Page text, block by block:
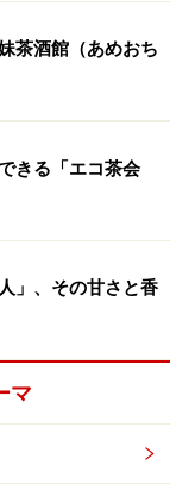
難しいのです
し蝦、干し椎
す。しかもこの
いしいお茶を
ています。
作り水餃子がつ
は、
お茶で煮
と、沸点が若干
茶酒館（あめおち
きる「エコ茶会
」、その甘さと香
マ